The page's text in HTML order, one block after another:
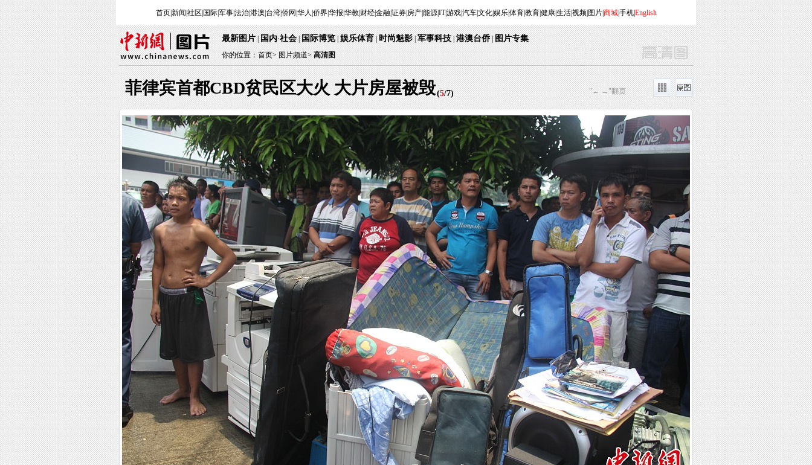
首页|新闻 社区 国际|军事|法治|港澳 台湾|侨网 华人 侨界|华报 华教| 财经|金融|证券| 房产|能源|IT|游戏|汽车|文化|娱乐|体育|教育|健康|生活|视频| 图片|商城|手机|English
最新图片|国内·社会|国际博览|娱乐体育|时尚魅影|军事科技|港澳台侨|图片专集
你的位置：首页>图片频道> 高清图
菲律宾首都CBD贫民区大火 大片房屋被毁(5/7) "← →"翻页